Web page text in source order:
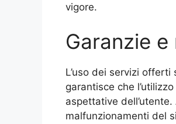
vigore.
Garanzie
L’uso dei servizi
garantisce che
aspettative dell’utente.
malfunzionamenti del